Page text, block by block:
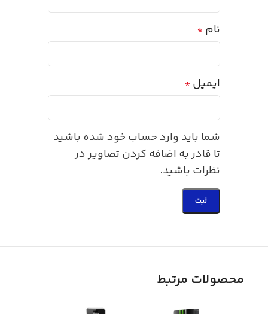
نام *
ایمیل *
شما باید وارد حساب خود شده باشید
تا قادر به اضافه کردن تصاویر در
نظرات باشید.
محصولات مرتبط